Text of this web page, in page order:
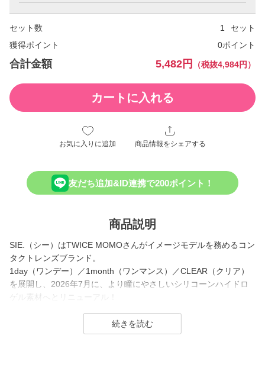
セット数
セット
獲得ポイント
0ポイント
合計金額 5,482円 （税抜4,984円）
カートに入れる
お気に入りに追加 商品情報をシェアする
友だち追加&ID連携で200ポイント！
商品説明
SIE.（シー）はTWICE MOMOさんがイメージモデルを務めるコン
タクトレンズブランド。
1day（ワンデー）／1month（ワンマンス）／CLEAR（クリア）
を展開し、2026年7月に、より瞳にやさしいシリコーンハイドロ
ゲル素材へとリニューアル！